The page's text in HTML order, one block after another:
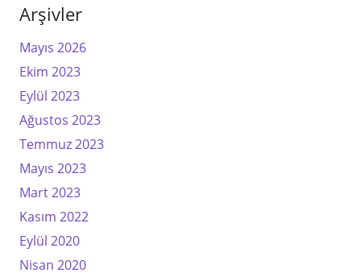
Arşivler
Mayıs 2026
Ekim 2023
Eylül 2023
Ağustos 2023
Temmuz 2023
Mayıs 2023
Mart 2023
Kasım 2022
Eylül 2020
Nisan 2020